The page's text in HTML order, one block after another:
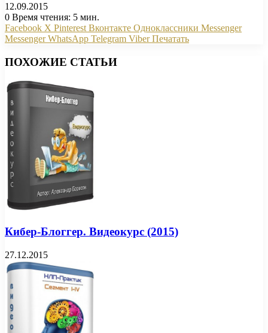
12.09.2015
0 Время чтения: 5 мин.
Facebook X Pinterest Вконтакте Одноклассники Messenger
Messenger WhatsApp Telegram Viber Печатать
ПОХОЖИЕ СТАТЬИ
Кибер-Блоггер. Видеокурс (2015)
27.12.2015